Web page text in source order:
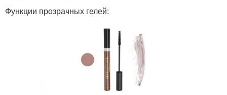
Функции прозрачных гелей: